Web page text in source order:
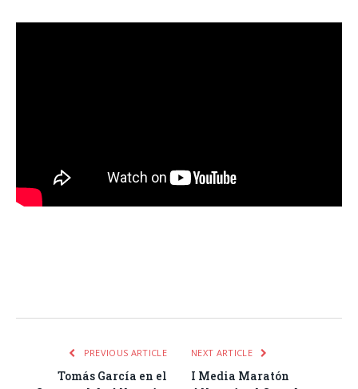
PREVIOUS ARTICLE
Tomás García en el
NEXT ARTICLE
I Media Maratón